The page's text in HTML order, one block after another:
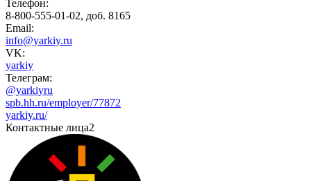
Телефон:
8-800-555-01-02, доб. 8165
Email:
info@yarkiy.ru
VK:
yarkiy
Телеграм:
@yarkiyru
spb.hh.ru/employer/77872
yarkiy.ru/
Контактные лица2